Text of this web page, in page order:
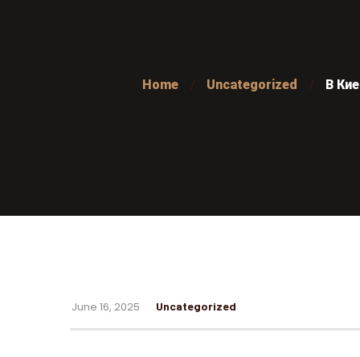
Home Uncategorized В
June 16, 2025 Uncategorized